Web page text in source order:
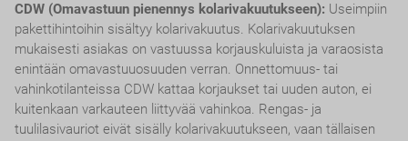
CDW (Omavastuun pienennys kolarivakuutukseen): Useimpiin
pakettihintoihin sisältyy kolarivakuutus. Kolarivakuutuksen
mukaisesti asiakas on vastuussa korjauskuluista ja varaosista
enintään omavastuuosuuden verran. Onnettomuus- tai
vahinkotilanteissa CDW kattaa korjaukset tai uuden auton, ei
kuitenkaan varkauteen liittyvää vahinkoa. Rengas- ja
tuulilasivauriot eivät sisälly kolarivakuutukseen, vaan tällaisen